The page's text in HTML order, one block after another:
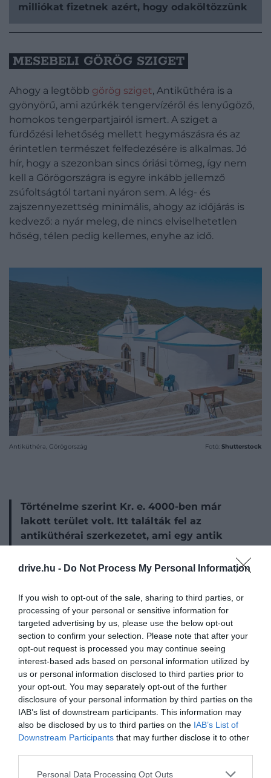
drive.hu - Do Not Process My Personal Information
If you wish to opt-out of the sale, sharing to third parties, or
processing of your personal or sensitive information for
targeted advertising by us, please use the below opt-out
section to confirm your selection. Please note that after your
opt-out request is processed you may continue seeing
interest-based ads based on personal information utilized by
us or personal information disclosed to third parties prior to
your opt-out. You may separately opt-out of the further
disclosure of your personal information by third parties on the
IAB’s list of downstream participants. This information may
also be disclosed by us to third parties on the IAB’s List of
Downstream Participants that may further disclose it to other
Please note that this website/app uses one or more Google
Personal Data Processing Opt Outs
milliókat fizetnek azért, hogy odaköltözzünk
MESEBELI GÖRÖG SZIGET
Ahogy a legtöbb görög sziget, Antiküthéra is a
gyönyörű, ami azúrkék tengervízéről és lenyűgöző,
homokos tengerpartjairól ismert. A sziget a
fürdőzési lehetőség mellett hegymászásra és az
érintetlen természet felfedezésére is alkalmas. Jó
hír, hogy a szezonban sincs óriási tömeg, így nem
kell a Görögországra is egyre inkább jellemző
zsúfoltságtól tartani nyáron sem. A lég- és
zajszennyezettség minimális, ahogy az időjárás is
kedvező: a nyár meleg, de nincs elviselhetetlen
hőség, télen pedig kellemes, enyhe az idő.
Antiküthéra, Görögország Fotó: Shutterstock
Történelme szerint Kr. e. 4000-ben már
lakott terület volt. Itt találták fel az
antiküthérai szerkezetet, ami egy antik
objektumok pozíciójának megállapítására,
Kr. e. 300-100 között erődöt építettek a
kalózok, mely a mai napig fennmaradt.
A KÖVETELMÉNYEK?
A The Travel aztírja, öt olyan családot támogatnak a
hatóságok, ahol legalább négy gyerek van. A lap
szerint a 18 ezer euró havi bontásokban, három év
alatt érkezik a kiválasztott családok számlájára,
akiknek házat is biztosítanak. Ezek egyébként azóta
sincsenek készen, így nem lehet tudni pontosan,
hogyan néznek ki, ahogy azt sem, hogy a család
tulajdonába kerül-e vagy csak az ott tartózkodása